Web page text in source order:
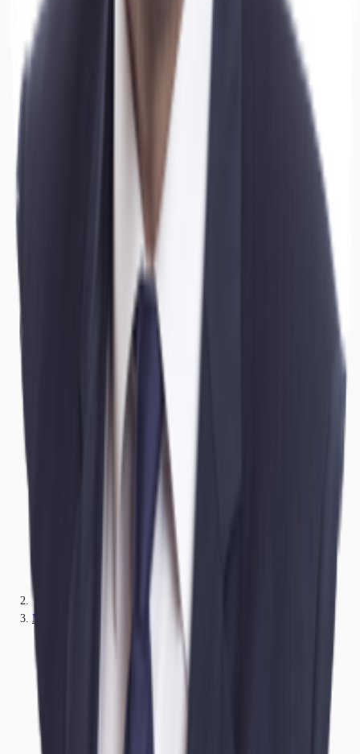
Mecklenburg-Vorpommern